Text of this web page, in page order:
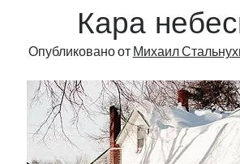
Кара
Опубликовано от Михаил